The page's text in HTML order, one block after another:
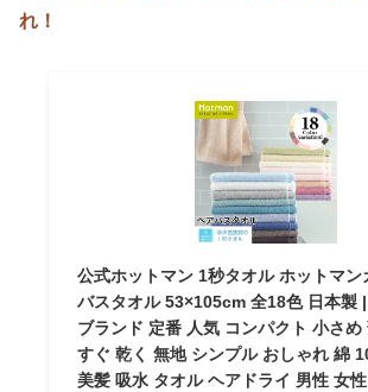
れ！
公式ホットマン 1秒タオル ホットマン
バスタオル 53×105cm 全18色 日本製
ブランド 定番 人気 コンパクト 小さめ
すぐ 乾く 無地 シンプル おしゃれ 綿
美髪 吸水 タオル ヘアドライ 男性 女性